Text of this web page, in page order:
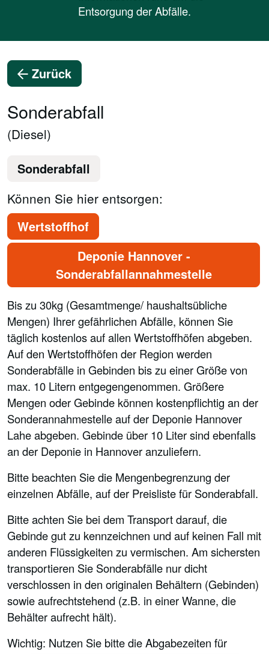
Entsorgung der Abfälle.
Zurück
Sonderabfall
(Diesel)
Sonderabfall
Können Sie hier entsorgen:
Wertstoffhof
Deponie Hannover -
Sonderabfallannahmestelle
Bis zu 30kg (Gesamtmenge/ haushaltsübliche
Mengen) Ihrer gefährlichen Abfälle, können Sie
täglich kostenlos auf allen Wertstoffhöfen abgeben.
Auf den Wertstoffhöfen der Region werden
Sonderabfälle in Gebinden bis zu einer Größe von
max. 10 Litern entgegengenommen. Größere
Mengen oder Gebinde können kostenpflichtig an der
Sonderannahmestelle auf der Deponie Hannover
Lahe abgeben. Gebinde über 10 Liter sind ebenfalls
an der Deponie in Hannover anzuliefern.
Bitte beachten Sie die Mengenbegrenzung der
einzelnen Abfälle, auf der Preisliste für Sonderabfall.
Bitte achten Sie bei dem Transport darauf, die
Gebinde gut zu kennzeichnen und auf keinen Fall mit
anderen Flüssigkeiten zu vermischen. Am sichersten
transportieren Sie Sonderabfälle nur dicht
verschlossen in den originalen Behältern (Gebinden)
sowie aufrechtstehend (z.B. in einer Wanne, die
Behälter aufrecht hält).
Wichtig: Nutzen Sie bitte die Abgabezeiten für